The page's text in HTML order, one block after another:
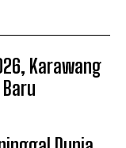
Karawang